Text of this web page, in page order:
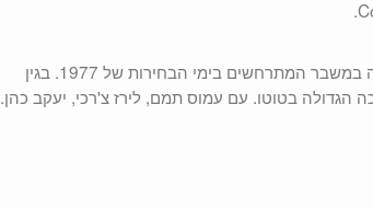
דרמה ישראלית. סיפור ירושלמי על טוטו, מסורת ומשפחה במשבר המתרחשים בימי הבחירות של 1977. בגין
הגדולה בטוטו. עם עמוס תמם, לירז צ'רכי, יעקב כהן.